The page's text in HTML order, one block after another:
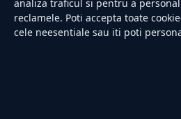
RUBRICI
analiza traficul si pentru a
reclamele. Poti accepta toate
cele neesentiale sau iti poti